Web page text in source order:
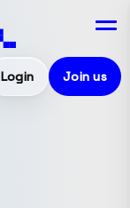
Login Join us